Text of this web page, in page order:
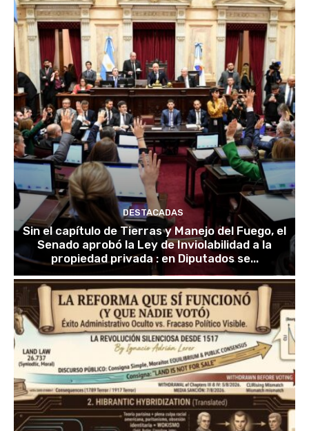
DESTACADAS
Sin el capítulo de Tierras y Manejo del Fuego, el
Senado aprobó la Ley de Inviolabilidad a la
propiedad privada : en Diputados se...